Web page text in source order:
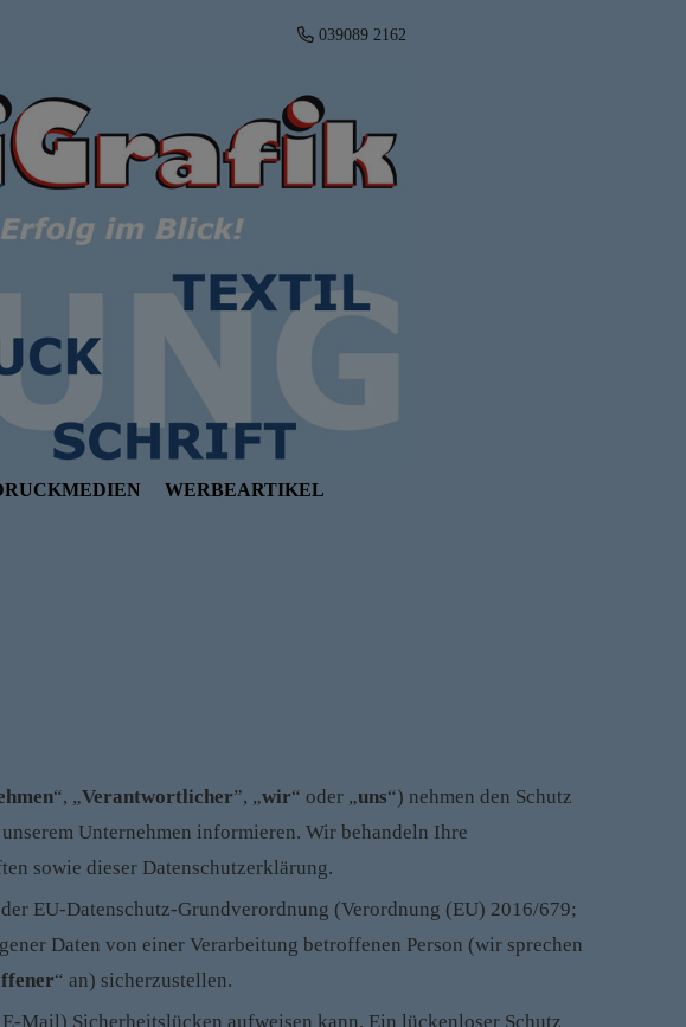
039089 2162
WERBEARTIKEL
“, „Verantwortlicher”, „wir“ oder „uns“) nehmen den Schutz
Unternehmen informieren. Wir behandeln Ihre
sowie dieser Datenschutzerklärung.
EU-Datenschutz-Grundverordnung (Verordnung (EU) 2016/679;
Daten von einer Verarbeitung betroffenen Person (wir sprechen
“ an) sicherzustellen.
Mail) Sicherheitslücken aufweisen kann. Ein lückenloser Schutz